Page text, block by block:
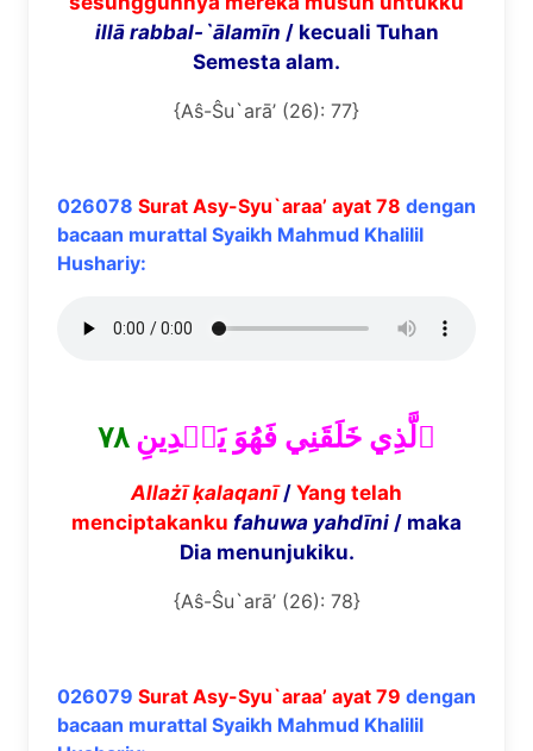
illārabbal-`ālamīn / kecuali Tuhan
Semesta alam.
{Aŝ-Ŝu`arā’ (26): 77}
026078 Surat Asy-Syu`araa’ ayat 78 dengan
bacaan murattal Syaikh Mahmud Khalilil
Hushariy:
ٱلَّذِي خَلَقَنِي فَهُوَ يَهۡدِينِ٧٨
Allażī ḳalaqanī/ Yang telah
menciptakanku fahuwa yahdīni / maka
Dia menunjukiku.
{Aŝ-Ŝu`arā’ (26): 78}
026079 Surat Asy-Syu`araa’ ayat 79 dengan
bacaan murattal Syaikh Mahmud Khalilil